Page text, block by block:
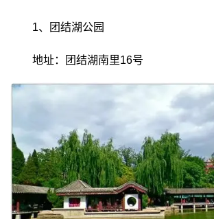
1、团结湖公园
地址：团结湖南里16号